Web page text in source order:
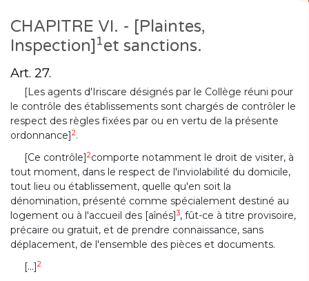
CHAPITRE VI. - [Plaintes,
Inspection]1et sanctions.
Art. 27.
[Les agents d'Iriscare désignés par le Collège réuni pour
le contrôle des établissements sont chargés de contrôler le
respect des règles fixées par ou en vertu de la présente
ordonnance]2.
[Ce contrôle]2comporte notamment le droit de visiter, à
tout moment, dans le respect de l'inviolabilité du domicile,
tout lieu ou établissement, quelle qu'en soit la
dénomination, présenté comme spécialement destiné au
logement ou à l'accueil des [aînés]3, fût-ce à titre provisoire,
précaire ou gratuit, et de prendre connaissance, sans
déplacement, de l'ensemble des pièces et documents.
[...]2